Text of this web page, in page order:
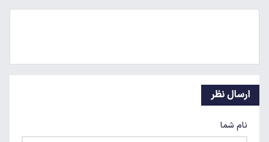
ارسال نظر
نام شما